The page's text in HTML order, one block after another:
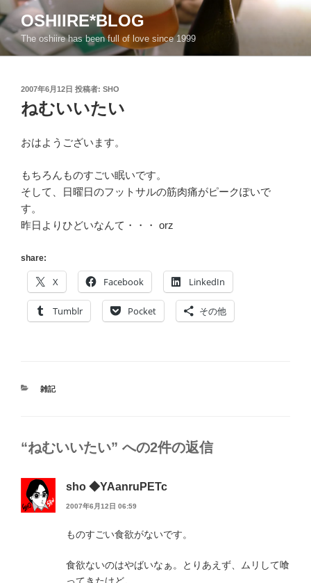
ン
テ
ン
OSHIIRE*BLOG
The oshiire has been full of love since 1999
投
稿
日:
2007年6月12日 投稿者: SHO
ねむいいたい
おはようございます。
もちろんものすごい眠いです。
そして、日曜日のフットサルの筋肉痛がピークぽいで
す。
昨日よりひどいなんて・・・ orz
share:
X Facebook LinkedIn
Tumblr Pocket その他
カ
雑記
“ねむいいたい” への2件の返信
sho ◆YAanruPETc
2007年6月12日 06:59
ものすごい食欲がないです。
食欲ないのはやばいなぁ。とりあえず、ムリして喰
ってきたけど。